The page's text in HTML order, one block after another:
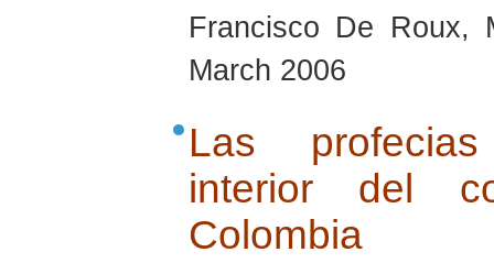
Francisco De Roux,
March 2006
Las
interior del
Colombia